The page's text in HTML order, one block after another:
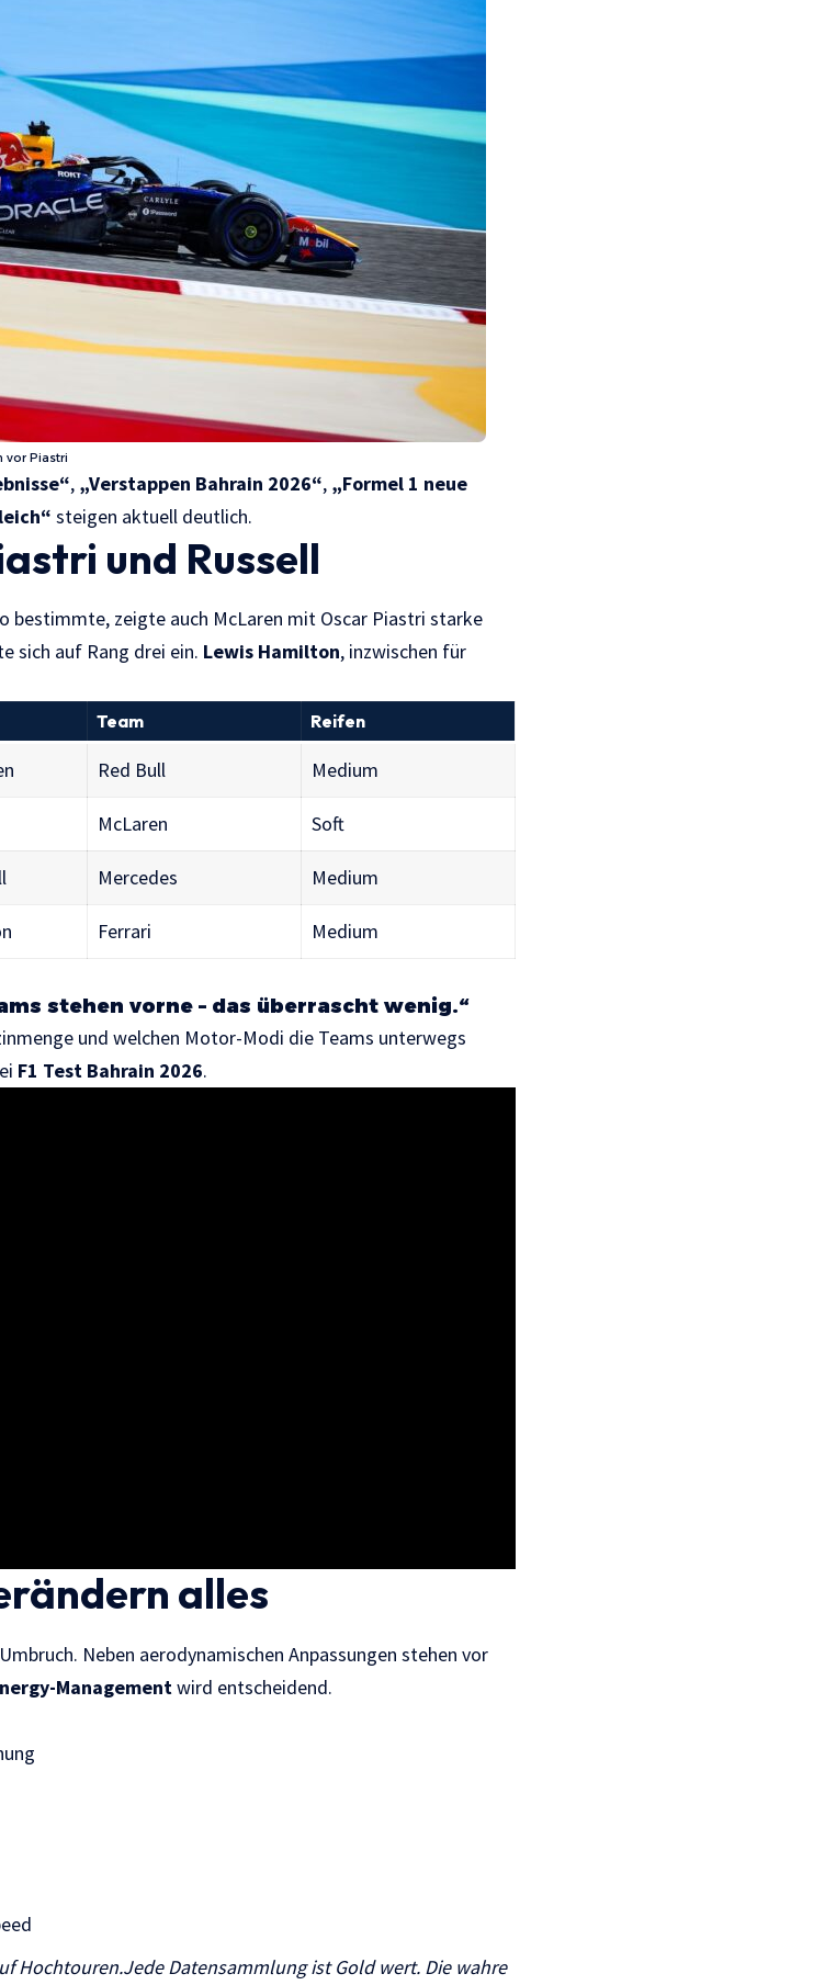
vor Piastri
, „Verstappen Bahrain 2026“, „Formel 1 neue
steigen aktuell deutlich.
und Russell
bestimmte, zeigte auch McLaren mit Oscar Piastri starke
sich auf Rang drei ein. Lewis Hamilton, inzwischen für
Team Reifen
Red Bull Medium
McLaren Soft
Mercedes Medium
Ferrari
Medium
stehen vorne – das überrascht wenig.“
und welchen Motor-Modi die Teams unterwegs
F1 Test Bahrain 2026.
alles
Neben aerodynamischen Anpassungen stehen vor
Managementwird entscheidend.
Hochtouren.Jede Datensammlung ist Gold wert. Die wahre